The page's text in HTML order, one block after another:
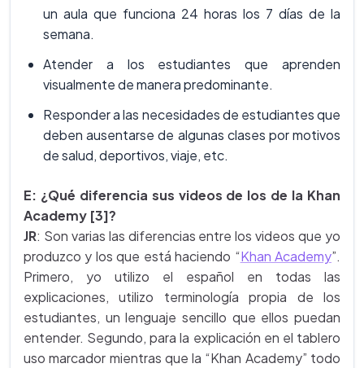
un aula que funciona 24 horas los 7 días de la
semana.
Atender a los estudiantes que aprenden
visualmente de manera predominante.
Responder a las necesidades de estudiantes que
deben ausentarse de algunas clases por motivos
de salud, deportivos, viaje, etc.
E: ¿Qué diferencia sus videos de los de la Khan
Academy [3]?
JR: Son varias las diferencias entre los videos que yo
produzco y los que está haciendo “Khan Academy”.
Primero, yo utilizo el español en todas las
explicaciones, utilizo terminología propia de los
estudiantes, un lenguaje sencillo que ellos puedan
entender. Segundo, para la explicación en el tablero
uso marcador mientras que la “Khan Academy” todo